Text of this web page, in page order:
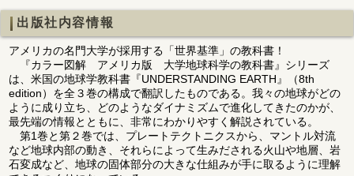
出版社内容情報
アメリカの名門大学が採用する「世界基準」の教科書！
『カラー図解 アメリカ版 大学地球科学の教科書』シリーズ
は、米国の地球学教科書『UNDERSTANDING EARTH』（8th
edition）を全３巻の構成で翻訳したものである。我々の地球がどの
ように成り立ち、どのようなダイナミズムで進化してきたのかが、
最先端の情報とともに、非常にわかりやすく解説されている。
第1巻と第２巻では、プレートテクトニクスから、マントル対流
など地球内部の動き、それらによって生みだされる火山や地層、岩
石変成など、地球の固体部分の大きな仕組みが手に取るように理解